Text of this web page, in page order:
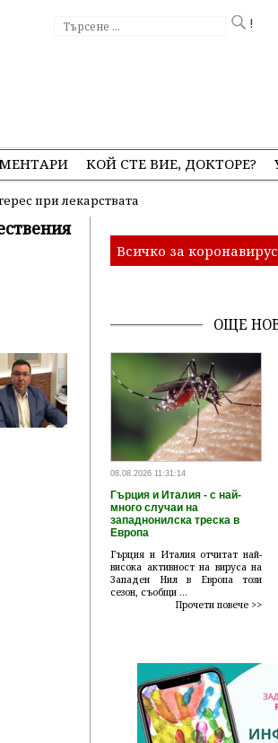
!
КОЙ СТЕ ВИЕ, ДОКТОРЕ?
при лекарствата
Всичко за
ОЩЕ
08.08.2026 11:31:14
Гърция и Италия - с най-
много случаи на
западнонилска треска в
Европа
Гърция и Италия отчитат най-
висока активност на вируса на
Западен Нил в Европа този
сезон, съобщи ...
Прочети повече >>